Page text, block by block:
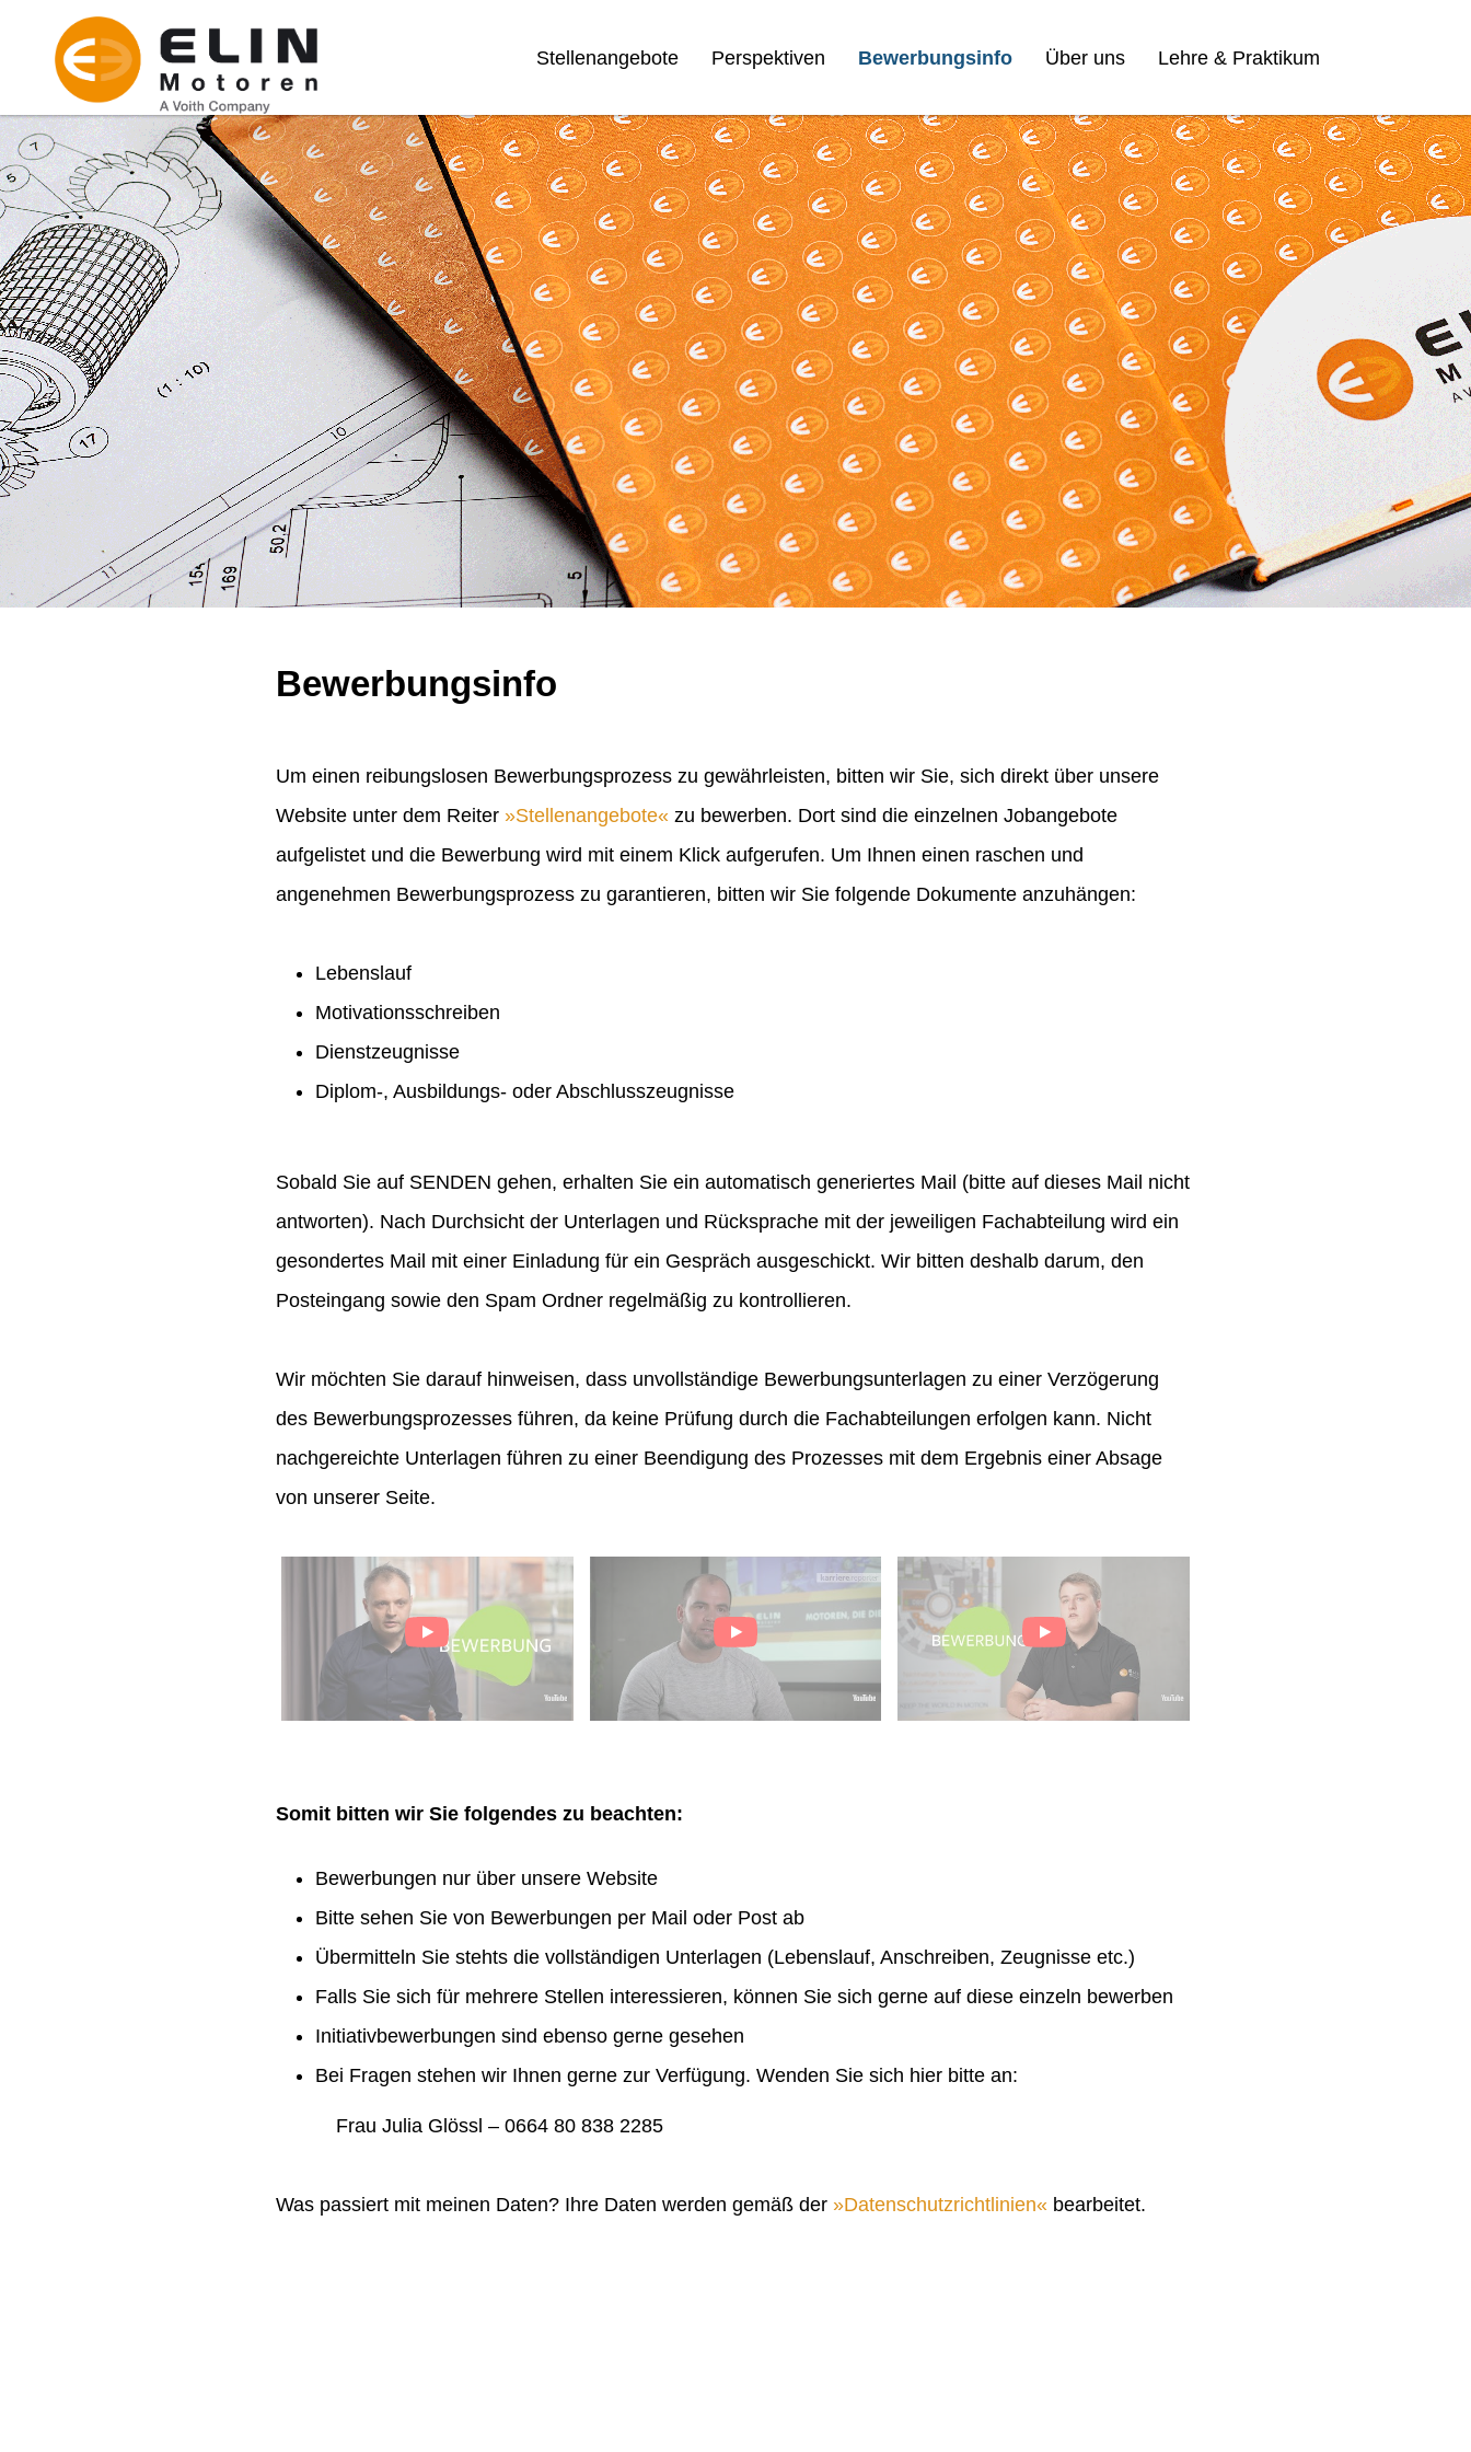
Stellenangebote Perspektiven Bewerbungsinfo Über uns Lehre & Praktikum
Bewerbungsinfo
Um einen reibungslosen Bewerbungsprozess zu gewährleisten, bitten wir Sie, sich direkt über unsere
Website unter dem Reiter
Stellenangebote
zu bewerben. Dort sind die einzelnen Jobangebote
aufgelistet und die Bewerbung wird mit einem Klick aufgerufen. Um Ihnen einen raschen und
angenehmen Bewerbungsprozess zu garantieren, bitten wir Sie folgende Dokumente anzuhängen:
Lebenslauf
Motivationsschreiben
Dienstzeugnisse
Diplom-, Ausbildungs- oder Abschlusszeugnisse
Sobald Sie auf SENDEN gehen, erhalten Sie ein automatisch generiertes Mail (bitte auf dieses Mail nicht
antworten). Nach Durchsicht der Unterlagen und Rücksprache mit der jeweiligen Fachabteilung wird ein
gesondertes Mail mit einer Einladung für ein Gespräch ausgeschickt. Wir bitten deshalb darum, den
Posteingang sowie den Spam Ordner regelmäßig zu kontrollieren.
Wir möchten Sie darauf hinweisen, dass unvollständige Bewerbungsunterlagen zu einer Verzögerung
des Bewerbungsprozesses führen, da keine Prüfung durch die Fachabteilungen erfolgen kann. Nicht
nachgereichte Unterlagen führen zu einer Beendigung des Prozesses mit dem Ergebnis einer Absage
von unserer Seite.
Somit bitten wir Sie folgendes zu beachten:
Bewerbungen nur über unsere Website
Bitte sehen Sie von Bewerbungen per Mail oder Post ab
Übermitteln Sie stehts die vollständigen Unterlagen (Lebenslauf, Anschreiben, Zeugnisse etc.)
Falls Sie sich für mehrere Stellen interessieren, können Sie sich gerne auf diese einzeln bewerben
Initiativbewerbungen sind ebenso gerne gesehen
Bei Fragen stehen wir Ihnen gerne zur Verfügung. Wenden Sie sich hier bitte an:
Frau Julia Glössl – 0664 80 838 2285
Was passiert mit meinen Daten? Ihre Daten werden gemäß der Datenschutzrichtlinien bearbeitet.